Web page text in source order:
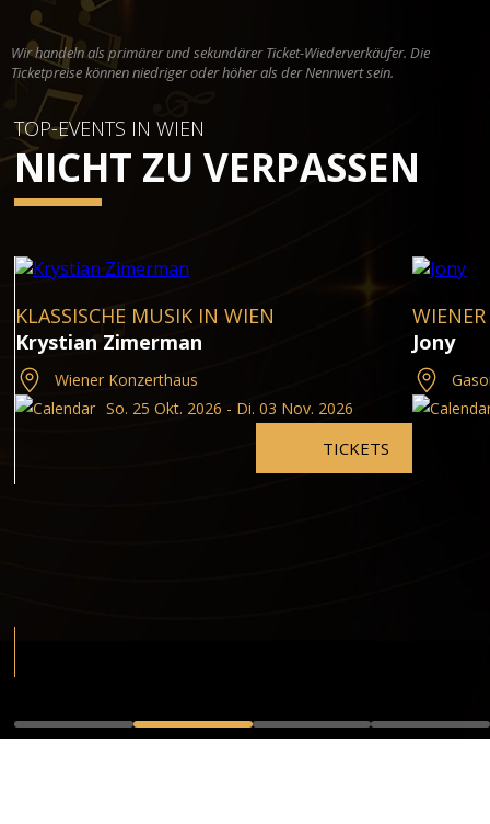
Wir handeln als primärer und sekundärer Ticket-Wiederverkäufer. Die
Ticketpreise können niedriger oder höher als der Nennwert sein.
TOP-EVENTS IN WIEN
NICHT ZU VERPASSEN
KLASSISCHE MUSIK IN WIEN
Krystian Zimerman
Wiener Konzerthaus
So. 25 Okt. 2026 - Di. 03 Nov. 2026
TICKETS
Jony